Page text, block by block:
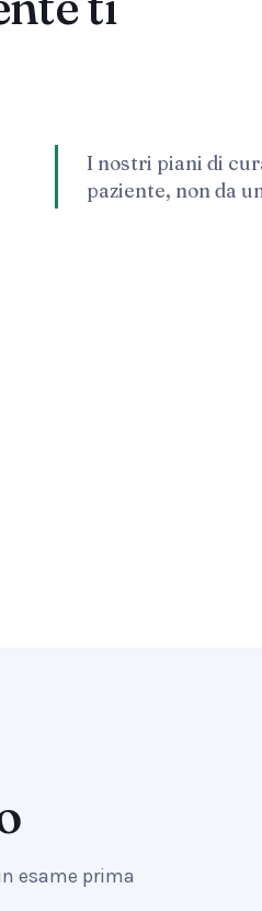
I nostri piani di
paziente, non da
esame prima